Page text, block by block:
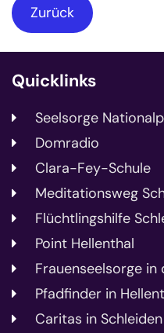
Zurück
Quicklinks
Seelsorge
Domradio
Clara-Fey-Schule
Meditationsweg
Flüchtlingshilfe
Point Hellenthal
Frauenseelsorge in
Pfadfinder in
Caritas in Schleiden